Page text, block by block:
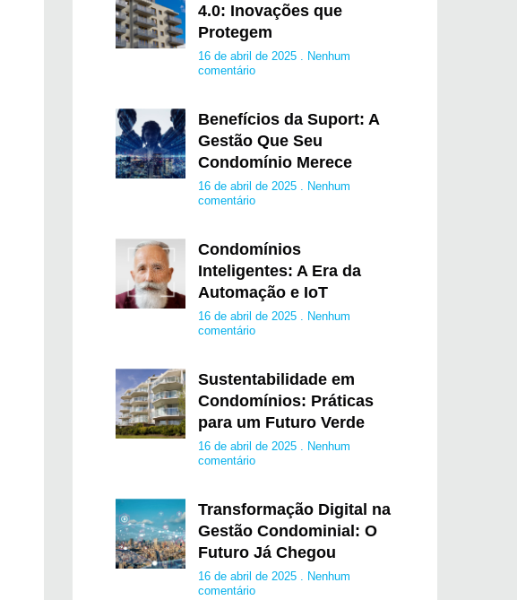
4.0: Inovações que
Protegem
16 de abril de 2025
Nenhum
comentário
Benefícios da Suport: A
Gestão Que Seu
Condomínio Merece
16 de abril de 2025
Nenhum
comentário
Condomínios
Inteligentes: A Era da
Automação e IoT
16 de abril de 2025
Nenhum
comentário
Sustentabilidade em
Condomínios: Práticas
para um Futuro Verde
16 de abril de 2025
Nenhum
comentário
Transformação Digital na
Gestão Condominial: O
Futuro Já Chegou
16 de abril de 2025
Nenhum
comentário